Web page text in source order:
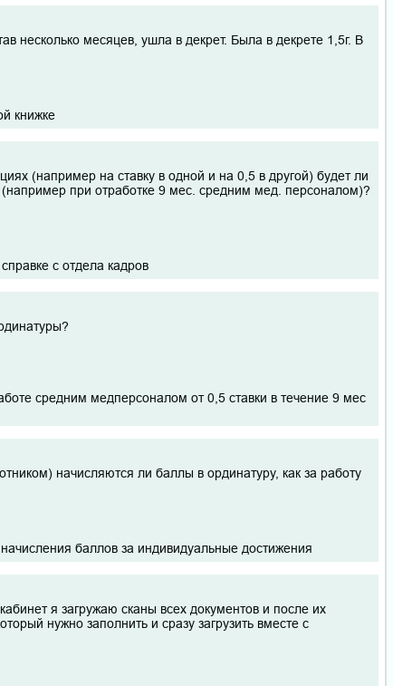
несколько месяцев, ушла в декрет. Была в декрете 1,5г. В
книжке
(например на ставку в одной и на 0,5 в другой) будет ли
при отработке 9 мес. средним мед. персоналом)?
с отдела кадров
средним медперсоналом от 0,5 ставки в течение 9 мес
начисляются ли баллы в ординатуру, как за работу
баллов за индивидуальные достижения
я загружаю сканы всех документов и после их
нужно заполнить и сразу загрузить вместе с